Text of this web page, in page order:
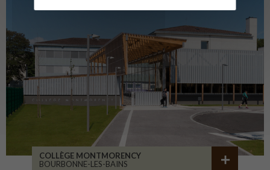
COLLÈGE MONTMORENCY
BOURBONNE-LES-BAINS